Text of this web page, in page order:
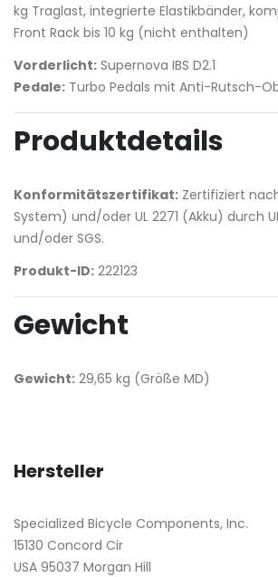
kg Traglast, integrierte Elastikbänder,
Front Rack bis 10 kg (nicht enthalten)
Vorderlicht: Supernova IBS D2.1
Pedale: Turbo Pedals mit Anti-Rutsch-
Produktdetails
Konformitätszertifikat: Zertifiziert
System) und/oder UL 2271 (Akku) durch
und/oder SGS.
Produkt-ID: 222123
Gewicht
Gewicht: 29,65 kg (Größe MD)
Hersteller
Specialized Bicycle Components, Inc.
15130 Concord Cir
USA 95037 Morgan Hill